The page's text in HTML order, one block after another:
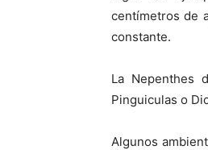
centímetros de
constante.
La Nepenthes
Pinguiculas o
Algunos